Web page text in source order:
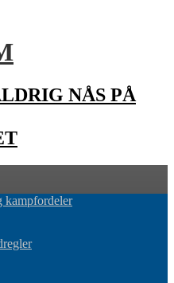
NÅS PÅ
kampfordeler